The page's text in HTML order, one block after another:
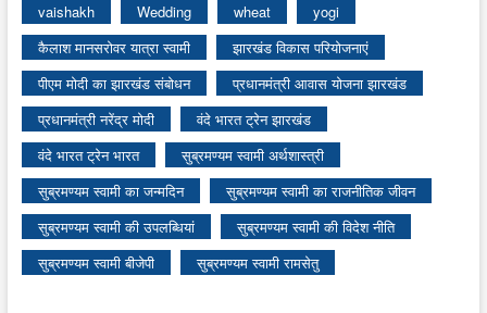
vaishakh
Wedding wheat
yogi
कैलाश मानसरोवर यात्रा स्वामी
झारखंड विकास परियोजनाएं
पीएम मोदी का झारखंड संबोधन
प्रधानमंत्री आवास योजना झारखंड
प्रधानमंत्री नरेंद्र मोदी
वंदे भारत ट्रेन झारखंड
वंदे भारत ट्रेन भारत
सुब्रमण्यम स्वामी अर्थशास्त्री
सुब्रमण्यम स्वामी का जन्मदिन
सुब्रमण्यम स्वामी का राजनीतिक जीवन
सुब्रमण्यम स्वामी की उपलब्धियां
सुब्रमण्यम स्वामी की विदेश नीति
सुब्रमण्यम स्वामी बीजेपी
सुब्रमण्यम स्वामी रामसेतु